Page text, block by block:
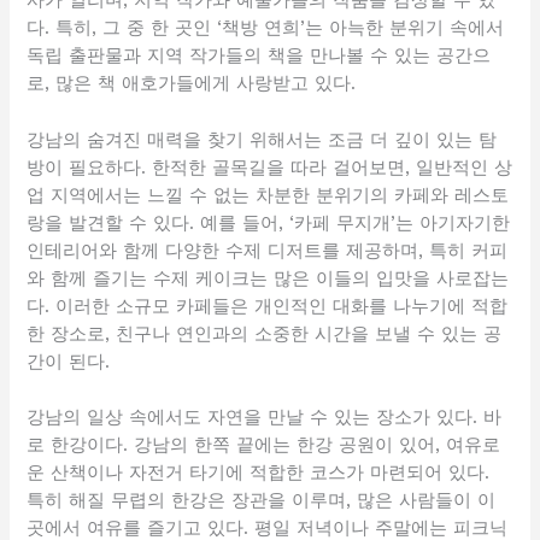
다. 특히, 그 중 한 곳인 ‘책방 연희’는 아늑한 분위기 속에서
독립 출판물과 지역 작가들의 책을 만나볼 수 있는 공간으
로, 많은 책 애호가들에게 사랑받고 있다.
강남의 숨겨진 매력을 찾기 위해서는 조금 더 깊이 있는 탐
방이 필요하다. 한적한 골목길을 따라 걸어보면, 일반적인 상
업 지역에서는 느낄 수 없는 차분한 분위기의 카페와 레스토
랑을 발견할 수 있다. 예를 들어, ‘카페 무지개’는 아기자기한
인테리어와 함께 다양한 수제 디저트를 제공하며, 특히 커피
와 함께 즐기는 수제 케이크는 많은 이들의 입맛을 사로잡는
다. 이러한 소규모 카페들은 개인적인 대화를 나누기에 적합
한 장소로, 친구나 연인과의 소중한 시간을 보낼 수 있는 공
간이 된다.
강남의 일상 속에서도 자연을 만날 수 있는 장소가 있다. 바
로 한강이다. 강남의 한쪽 끝에는 한강 공원이 있어, 여유로
운 산책이나 자전거 타기에 적합한 코스가 마련되어 있다.
특히 해질 무렵의 한강은 장관을 이루며, 많은 사람들이 이
곳에서 여유를 즐기고 있다. 평일 저녁이나 주말에는 피크닉